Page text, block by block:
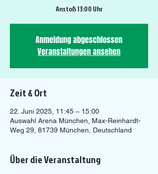
Anstoß 13:00 Uhr
Anmeldung abgeschlossen
Veranstaltungen ansehen
Zeit & Ort
22. Juni 2025, 11:45 – 15:00
Auswahl Arena München, Max-Reinhardt-
Weg 29, 81739 München, Deutschland
Über die Veranstaltung